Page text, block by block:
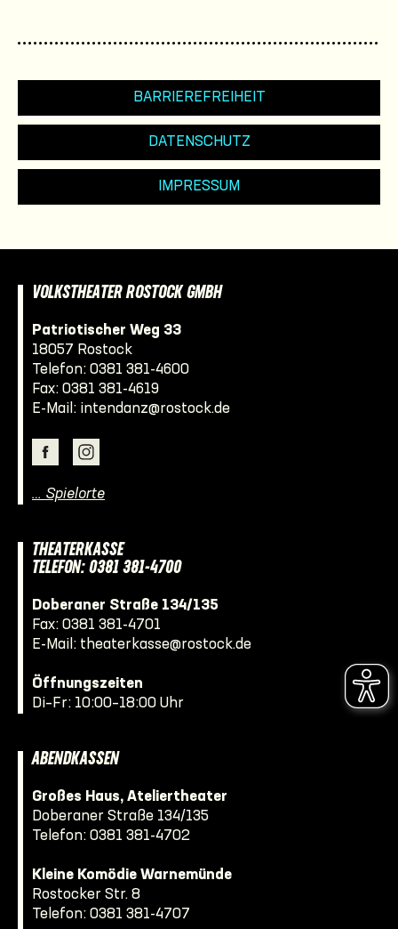
BARRIEREFREIHEIT
DATENSCHUTZ
IMPRESSUM
VOLKSTHEATER ROSTOCK GMBH
Patriotischer Weg 33
18057 Rostock
Telefon: 0381 381-4600
Fax: 0381 381-4619
E-Mail: intendanz@rostock.de
… Spielorte
THEATERKASSE
TELEFON: 0381 381-4700
Doberaner Straße 134/135
Fax: 0381 381-4701
E-Mail: theaterkasse@rostock.de
Öffnungszeiten
Di–Fr: 10:00–18:00 Uhr
ABENDKASSEN
Großes Haus, Ateliertheater
Doberaner Straße 134/135
Telefon: 0381 381-4702
Kleine Komödie Warnemünde
Rostocker Str. 8
Telefon: 0381 381-4707